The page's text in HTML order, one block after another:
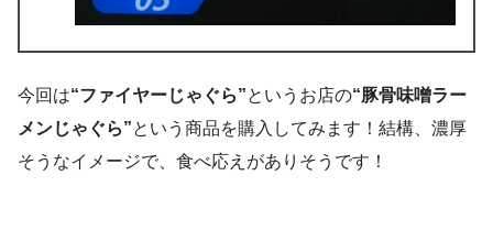
今回は“ファイヤーじゃぐら”というお店の“豚骨味噌ラー
メンじゃぐら”という商品を購入してみます！結構、濃厚
そうなイメージで、食べ応えがありそうです！